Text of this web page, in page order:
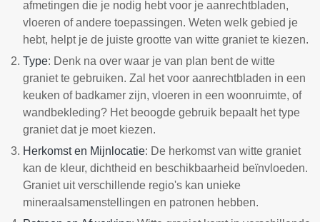
afmetingen die je nodig hebt voor je aanrechtbladen,
vloeren of andere toepassingen. Weten welk gebied je
hebt, helpt je de juiste grootte van witte graniet te kiezen.
Type: Denk na over waar je van plan bent de witte
graniet te gebruiken. Zal het voor aanrechtbladen in een
keuken of badkamer zijn, vloeren in een woonruimte, of
wandbekleding? Het beoogde gebruik bepaalt het type
graniet dat je moet kiezen.
Herkomst en Mijnlocatie: De herkomst van witte graniet
kan de kleur, dichtheid en beschikbaarheid beïnvloeden.
Graniet uit verschillende regio's kan unieke
mineraalsamenstellingen en patronen hebben.